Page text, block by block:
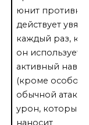
юнит
действует
каждый раз,
он использует
активный навык
(кроме
обычной атаки),
урон, который
наносит